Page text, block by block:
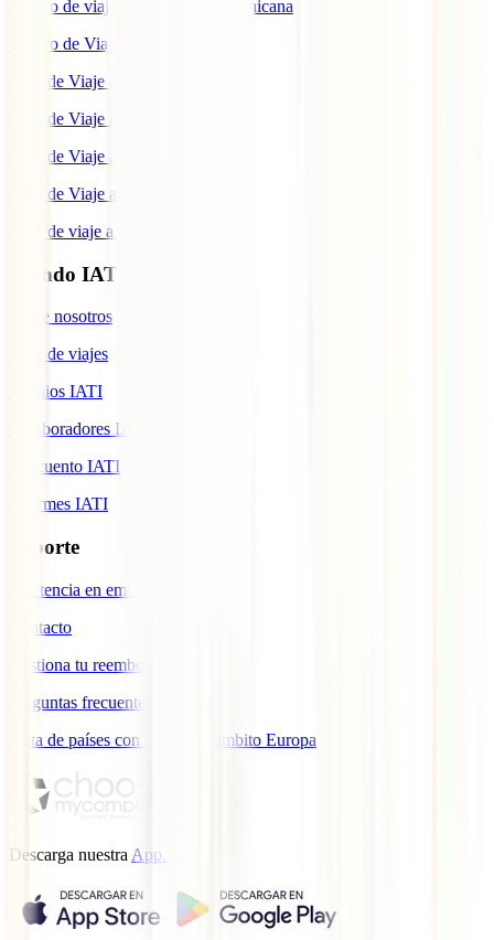
Seguro de viaje a República Dominicana
Seguro de Viaje a Colombia
Guía de Viaje a Estados Unidos
Guía de Viaje a México
Guía de Viaje a Marruecos
Guía de Viaje a Cuba
Guía de viaje a Indonesia
Mundo IATI
Sobre nosotros
Blog de viajes
Premios IATI
Colaboradores IATI
Descuento IATI
Informes IATI
Soporte
Asistencia en emergencias
Contacto
Gestiona tu reembolso
Preguntas frecuentes
Lista de países con cobertura ámbito Europa
Descarga nuestra App.